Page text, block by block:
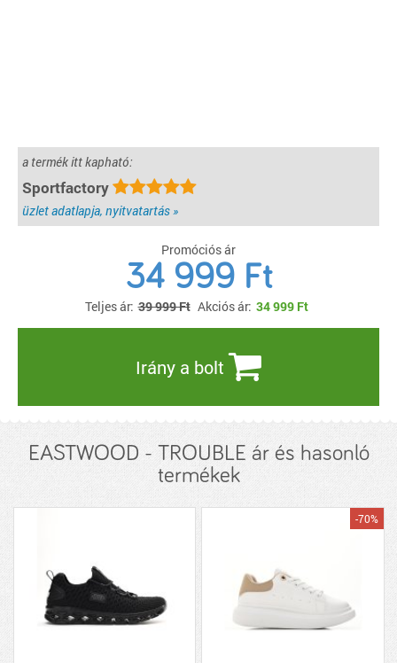
a termék itt kapható:
Sportfactory
üzlet adatlapja, nyitvatartás »
Promóciós ár
34 999 Ft
Teljes ár: 39 999 Ft Akciós ár: 34 999 Ft
Irány a bolt
EASTWOOD - TROUBLE ár és hasonló
termékek
-70%